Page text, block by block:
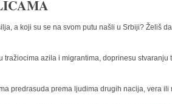
a koji su se na svom putu našli u Srbiji? Želiš
azila i migrantima, doprinesu stvaranju
predrasuda prema ljudima drugih nacija, vera ili